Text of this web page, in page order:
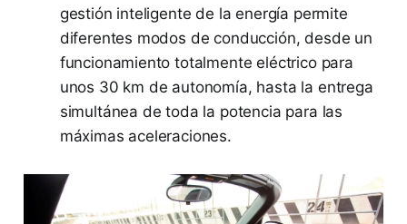
gestión inteligente de la energía permite
diferentes modos de conducción, desde un
funcionamiento totalmente eléctrico para
unos 30 km de autonomía, hasta la entrega
simultánea de toda la potencia para las
máximas aceleraciones.